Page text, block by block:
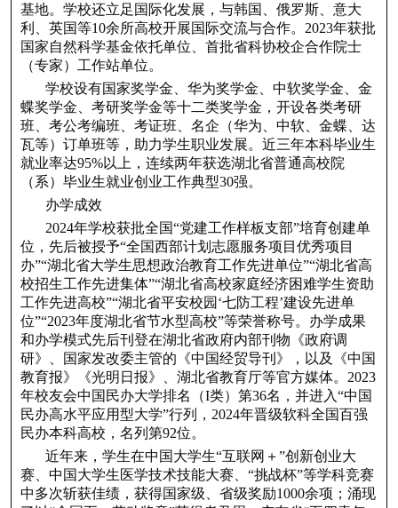
基地。学校还立足国际化发展，与韩国、俄罗斯、意大
利、英国等10余所高校开展国际交流与合作。2023年获批
国家自然科学基金依托单位、首批省科协校企合作院士
（专家）工作站单位。
学校设有国家奖学金、华为奖学金、中软奖学金、金
蝶奖学金、考研奖学金等十二类奖学金，开设各类考研
班、考公考编班、考证班、名企（华为、中软、金蝶、达
瓦等）订单班等，助力学生职业发展。近三年本科毕业生
就业率达95%以上，连续两年获选湖北省普通高校院
（系）毕业生就业创业工作典型30强。
办学成效
2024年学校获批全国“党建工作样板支部”培育创建单
位，先后被授予“全国西部计划志愿服务项目优秀项目
办”“湖北省大学生思想政治教育工作先进单位”“湖北省高
校招生工作先进集体”“湖北省高校家庭经济困难学生资助
工作先进高校”“湖北省平安校园‘七防工程’建设先进单
位”“2023年度湖北省节水型高校”等荣誉称号。办学成果
和办学模式先后刊登在湖北省政府内部刊物《政府调
研》、国家发改委主管的《中国经贸导刊》，以及《中国
教育报》《光明日报》、湖北省教育厅等官方媒体。2023
年校友会中国民办大学排名（I类）第36名，并进入“中国
民办高水平应用型大学”行列，2024年晋级软科全国百强
民办本科高校，名列第92位。
近年来，学生在中国大学生“互联网＋”创新创业大
赛、中国大学生医学技术技能大赛、“挑战杯”等学科竞赛
中多次斩获佳绩，获得国家级、省级奖励1000余项；涌现